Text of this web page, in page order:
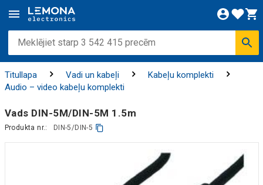
Titullapa Vadi un kabeļi
Kabeļu komplekti
Audio – video kabeļu komplekti
Vads DIN-5M/DIN-5M 1.5m
Produkta nr.: DIN-5/DIN-5